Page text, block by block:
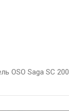
OSO Saga SC 200